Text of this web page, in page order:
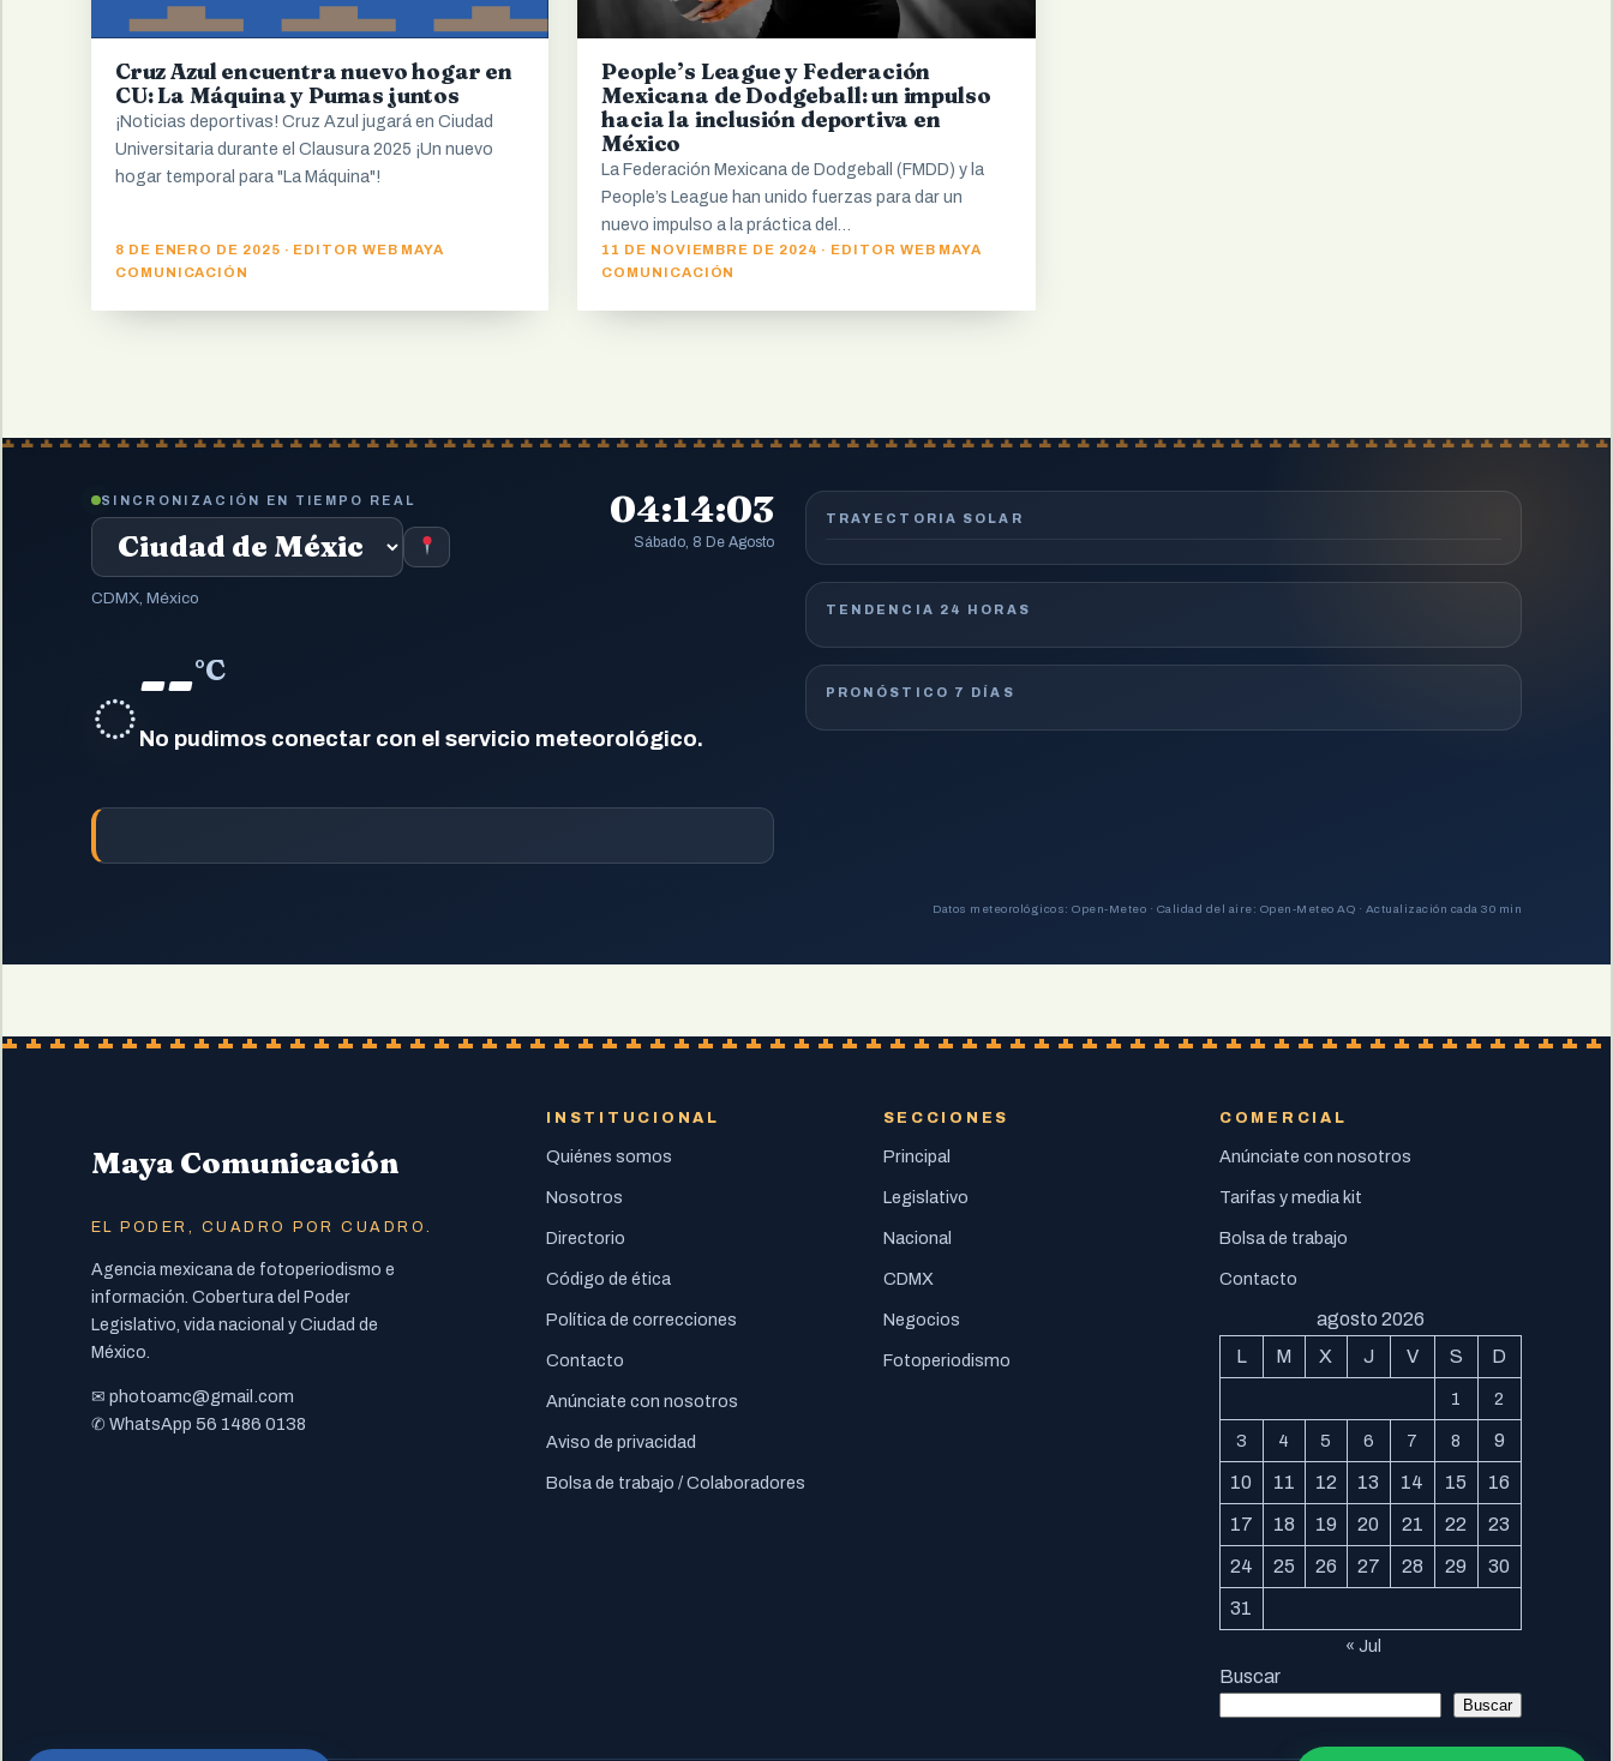
Cruz Azul encuentra nuevo hogar en
CU: La Máquina y Pumas juntos
¡Noticias deportivas! Cruz Azul jugará en Ciudad
Universitaria durante el Clausura 2025 ¡Un nuevo
hogar temporal para "La Máquina"!
8 DE ENERO DE 2025 · EDITOR WEB MAYA
COMUNICACIÓN
People’s League y Federación
Mexicana de Dodgeball: un impulso
hacia la inclusión deportiva en
México
La Federación Mexicana de Dodgeball (FMDD) y la
People’s League han unido fuerzas para dar un
nuevo impulso a la práctica del…
11 DE NOVIEMBRE DE 2024 · EDITOR WEB MAYA
COMUNICACIÓN
SINCRONIZACIÓN EN TIEMPO REAL
CDMX, México
04:14:04
Sábado, 8 De Agosto
◌--°C
No pudimos conectar con el servicio meteorológico.
TRAYECTORIA SOLAR
TENDENCIA 24 HORAS
PRONÓSTICO 7 DÍAS
Datos meteorológicos: Open-Meteo · Calidad del aire: Open-Meteo AQ · Actualización cada 30 min
Maya Comunicación
EL PODER, CUADRO POR CUADRO.
Agencia mexicana de fotoperiodismo e
información. Cobertura del Poder
Legislativo, vida nacional y Ciudad de
México.
✉ photoamc@gmail.com
✆ WhatsApp 56 1486 0138
INSTITUCIONAL
Quiénes somos
Nosotros
Directorio
Código de ética
Política de correcciones
Contacto
Anúnciate con nosotros
Aviso de privacidad
Bolsa de trabajo / Colaboradores
SECCIONES
Principal
Legislativo
Nacional
CDMX
Negocios
Fotoperiodismo
COMERCIAL
Anúnciate con nosotros
Tarifas y media kit
Bolsa de trabajo
Contacto
agosto 2026
L
M X J V S D
1 2
3 4 5 6 7 8 9
10 11 12 13 14 15 16
17 18 19 20 21 22 23
24 25 26 27 28 29 30
31
« Jul
Buscar
Buscar